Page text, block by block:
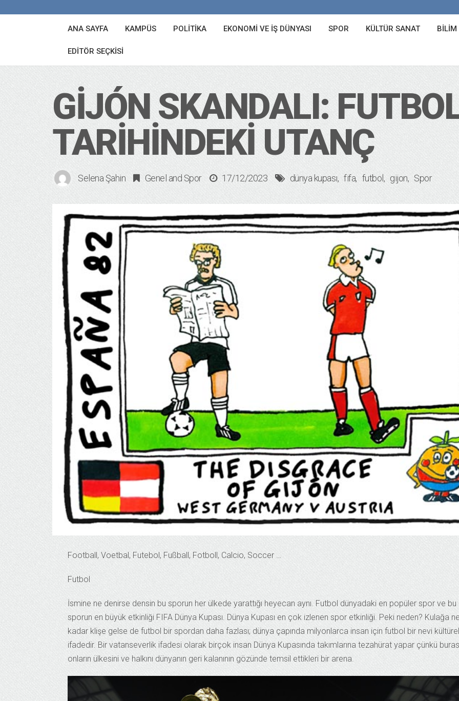
ANA SAYFA KAMPÜS POLITIKA EKONOMI VE İŞ DÜNYASI SPOR KÜLTÜR SANAT BILIM
EDITÖR SEÇKISI
GIJÓN SKANDALI:
TARIHINDEKI UTANÇ
Selena Şahin Genel and Spor 17/12/2023 dünya kupası fifa futbol gijon Spor
Football, Voetbal, Futebol, Fußball, Fotboll, Calcio, Soccer …
Futbol
İsmine ne denirse densin bu sporun her ülkede yarattığı heyecan aynı. Futbol dünyadaki en popüler spor ve bu
sporun en büyük etkinliği FIFA Dünya Kupası. Dünya Kupası en çok izlenen spor etkinliği. Peki neden? Kulağa
kadar klişe gelse de futbol bir spordan daha fazlası; dünya çapında milyonlarca insan için futbol bir nevi
ifadedir. Bir vatanseverlik ifadesi olarak birçok insan Dünya Kupasında takımlarına tezahürat yapar çünkü
onların ülkesini ve halkını dünyanın geri kalanının gözünde temsil ettikleri bir arena.